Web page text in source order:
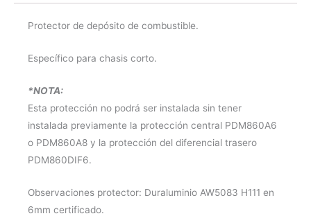
6mm
(2007-
cantidad
Protector de depósito de combustible.
Específico para chasis corto.
*NOTA:
Esta protección no podrá ser instalada sin tener
instalada previamente la protección central PDM860A6
o PDM860A8 y la protección del diferencial trasero
PDM860DIF6.
Observaciones protector: Duraluminio AW5083 H111 en
6mm certificado.